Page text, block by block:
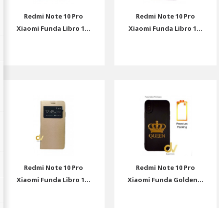
Redmi Note 10 Pro
Xiaomi Funda Libro 1...
Redmi Note 10 Pro
Xiaomi Funda Libro 1...
Redmi Note 10 Pro
Xiaomi Funda Libro 1...
Redmi Note 10 Pro
Xiaomi Funda Golden...